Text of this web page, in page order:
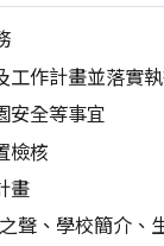
工作計畫並落實
安全等事宜
檢核
畫
聲、學校簡介、